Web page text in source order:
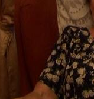
- Entrevista a
- Entrevista a
- Entrevista a José
- Entrevista a
- Entrevista a
- Entrevista
- Entrevista a Juan